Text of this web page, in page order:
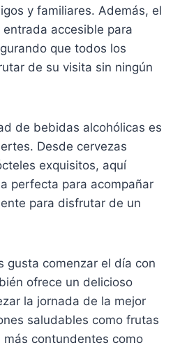
y familiares. Además, el
accesible para
que todos los
de su visita sin ningún
de bebidas alcohólicas es
Desde cervezas
exquisitos, aquí
perfecta para acompañar
para disfrutar de un
gusta comenzar el día con
ofrece un delicioso
la jornada de la mejor
saludables como frutas
contundentes como